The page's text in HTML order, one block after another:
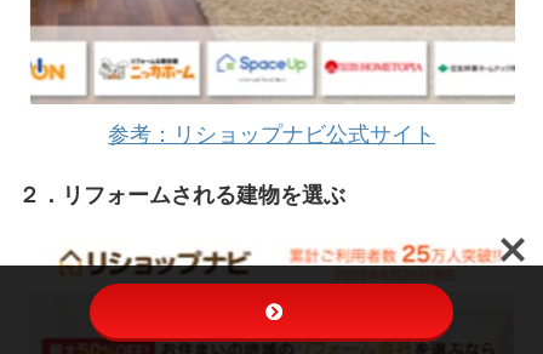
参考：リショップナビ公式サイト
２．リフォームされる建物を選ぶ